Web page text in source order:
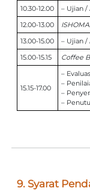
10.30-12.00
– Ujian /
12.00-13.00
ISHOMA.
13.00-15.00
– Ujian /
15.00-15.15
Coffee
15.15-17.00
–
–
–
–
9. Syarat